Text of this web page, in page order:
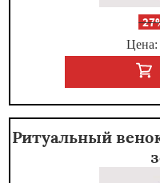
-
Цена:
Ритуальный